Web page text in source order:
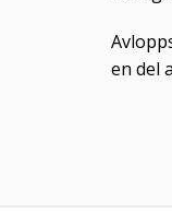
en del